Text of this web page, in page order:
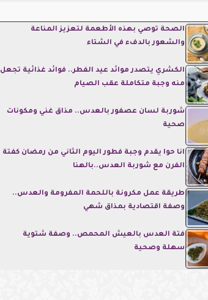
الصحة توصي بهذه الأطعمة لتعزيز المناعة
والشعور بالدفء في الشتاء
الكشري يتصدر موائد عيد الفطر.. فوائد غذائية تجعل
منه وجبة متكاملة عقب الصيام
شوربة لسان عصفور بالعدس.. مذاق غني ومكونات
صحية
انا حوا يقدم وجبة فطور اليوم الثاني من رمضان كفتة
الفرن مع شوربة العدس..بالهنا
طريقة عمل مكرونة باللحمة المفرومة والعدس..
وصفة اقتصادية بمذاق شهي
فتة العدس بالعيش المحمص.. وصفة شتوية
سهلة وصحية